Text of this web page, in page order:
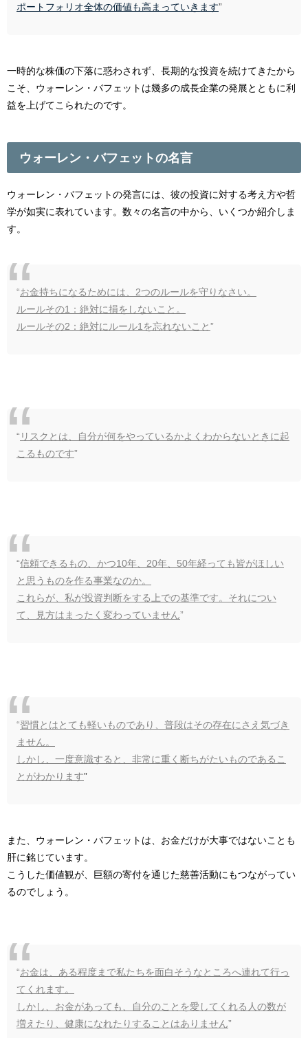
ポートフォリオ全体の価値も高まっていきます”
一時的な株価の下落に惑わされず、長期的な投資を続けてきたから
こそ、ウォーレン・バフェットは幾多の成長企業の発展とともに利
益を上げてこられたのです。
ウォーレン・バフェットの名言
ウォーレン・バフェットの発言には、彼の投資に対する考え方や哲
学が如実に表れています。数々の名言の中から、いくつか紹介しま
す。
“お金持ちになるためには、2つのルールを守りなさい。
ルールその1：絶対に損をしないこと。
ルールその2：絶対にルール1を忘れないこと ”
“ リスクとは、自分が何をやっているかよくわからないときに起
こるものです”
“信頼できるもの、かつ10年、20年、50年経っても皆がほしい
と思うものを作る事業なのか。
これらが、私が投資判断をする上での基準です。それについ
て、見方はまったく変わっていません ”
“習慣とはとても軽いものであり、普段はその存在にさえ気づき
ません。
しかし、一度意識すると、非常に重く断ちがたいものであるこ
とがわかります”
また、ウォーレン・バフェットは、お金だけが大事ではないことも
肝に銘じています。
こうした価値観が、巨額の寄付を通じた慈善活動にもつながってい
るのでしょう。
“お金は、ある程度まで私たちを面白そうなところへ連れて行っ
てくれます。
しかし、お金があっても、自分のことを愛してくれる人の数が
増えたり、健康になれたりすることはありません ”